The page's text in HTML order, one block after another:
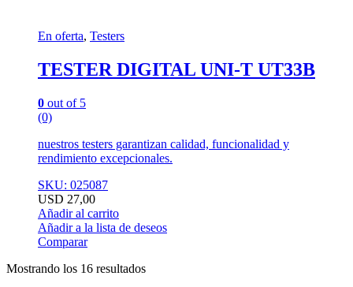
En oferta, Testers
TESTER DIGITAL UNI-T UT33B
0 out of 5
(0)
nuestros testers garantizan calidad, funcionalidad y
rendimiento excepcionales.
SKU: 025087
USD 27,00
Añadir al carrito
Añadir a la lista de deseos
Comparar
Mostrando los 16 resultados